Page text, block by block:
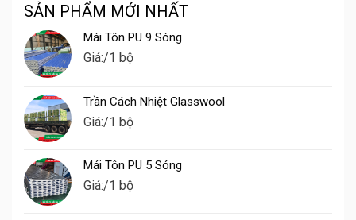
Tháp
Thường
Khi
Xưởng
SẢN PHẨM MỚI NHẤT
Mái Tôn PU 9 Sóng
Giá:/1 bộ
Trần Cách Nhiệt Glasswool
Giá:/1 bộ
Mái Tôn PU 5 Sóng
Giá:/1 bộ